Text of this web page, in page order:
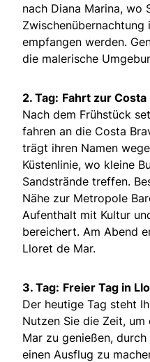
nach Diana Marina, wo
empfangen werden.
die malerische
2. Tag: Fahrt zur Costa
Nach dem Frühstück
fahren an die Costa
trägt ihren Namen
Küstenlinie, wo kleine
Sandstrände treffen.
Nähe zur Metropole
Aufenthalt mit Kultur
bereichert. Am Abend
Lloret de Mar.
3. Tag: Freier Tag in
Der heutige Tag steht
Nutzen Sie die Zeit,
Mar zu genießen,
einen Ausflug zu